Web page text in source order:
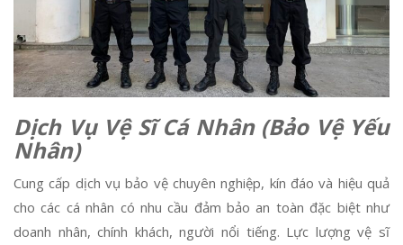
Dịch Vụ Vệ Sĩ Cá Nhân (Bảo Vệ Yếu
Nhân)
Cung cấp dịch vụ bảo vệ chuyên nghiệp, kín đáo và hiệu quả
cho các cá nhân có nhu cầu đảm bảo an toàn đặc biệt như
doanh nhân, chính khách, người nổi tiếng. Lực lượng vệ sĩ